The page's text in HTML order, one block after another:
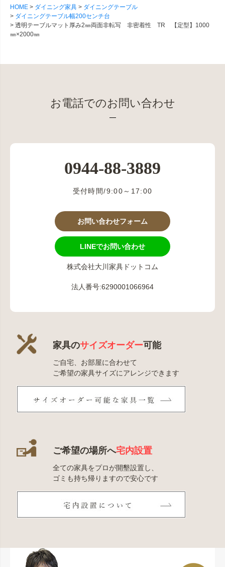
HOME ダイニング家具
ダイニングテーブル
ダイニングテーブル幅200センチ台
透明テーブルマット厚み2㎜両面非転写 非密着性 TR 【定型】1000
㎜×2000㎜
お電話でのお問い合わせ
0944-88-3889
受付時間/9:00～17:00
お問い合わせフォーム
LINEでお問い合わせ
株式会社大川家具ドットコム
法人番号:6290001066964
家具のサイズオーダー可能
ご自宅、お部屋に合わせて
ご希望の家具サイズにアレンジできます
ご希望の場所へ宅内設置
全ての家具をプロが開墾設置し、
ゴミも持ち帰りますので安心です